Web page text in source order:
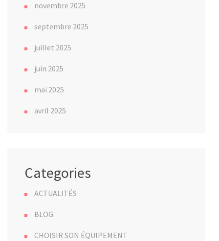
novembre 2025
septembre 2025
juillet 2025
juin 2025
mai 2025
avril 2025
Categories
ACTUALITÉS
BLOG
CHOISIR SON ÉQUIPEMENT